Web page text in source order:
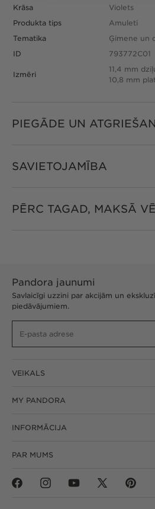
Krāsa
Violets
Produkta tips
Amuleti
Tematika
Ģimene un
ID
793772C01
Izmēri
11,4 mm
10,8 mm
PIEGĀDE UN
SAVIETOJAMĪBA
PĒRC TAGAD, MAKSĀ
Pandora jaunumi
Savlaicīgi uzzini par akcijām un
piedāvājumiem.
VEIKALS
MY PANDORA
INFORMĀCIJA
PAR MUMS
FacebookInstagramYouTubeTwitter